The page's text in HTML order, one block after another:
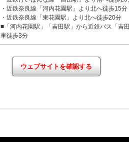
・近鉄奈良線「河内花園駅」より北へ徒歩15分
・近鉄奈良線「東花園駅」より北へ徒歩20分
■「河内花園駅」「吉田駅」から近鉄バス「吉
車徒歩3分
ウェブサイトを確認する